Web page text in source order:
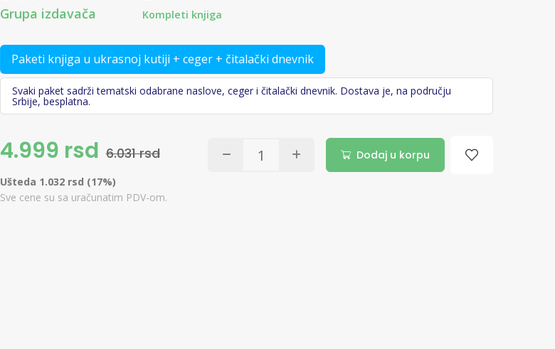
Grupa izdavača
Kompleti knjiga
Paketi knjiga u ukrasnoj kutiji + ceger + čitalački dnevnik
Svaki paket sadrži tematski odabrane naslove, ceger i čitalački dnevnik. Dostava je, na području
Srbije, besplatna.
4.999 rsd 6.031 rsd Dodaj u korpu
Ušteda 1.032 rsd (17%)
Sve cene su sa uračunatim PDV-om.